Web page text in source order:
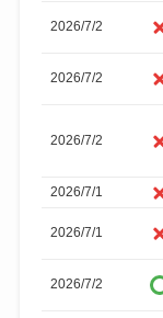
2026/7/2
2026/7/2
2026/7/2
2026/7/1
2026/7/1
2026/7/2